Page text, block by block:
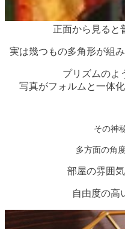
正面から見ると
実は幾つもの多角形が組
プリズムのよ
写真がフォルムと一体
その神
多方面の角
部屋の雰囲
自由度の高